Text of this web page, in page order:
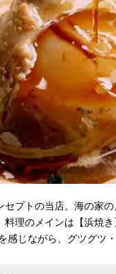
セプトの当店。海の家
理のメインは【浜焼
感じながら、グツグツ